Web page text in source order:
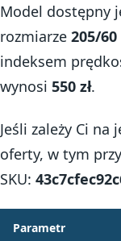
Model dostępny
rozmiarze 205/60
indeksem
wynosi 550 zł.
Jeśli zależy Ci
oferty, w tym
SKU:
Parametr